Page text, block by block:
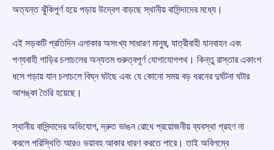
অত্যন্ত ঝুঁকিপূর্ণ হয়ে পড়ায় উদ্বেগ বাড়ছে স্থানীয় বাসিন্দাদের মধ্যে।
এই সড়কটি প্রতিদিন এলাকার অসংখ্য সাধারণ মানুষ, যাত্রীবাহী যানবাহন এবং
পণ্যবাহী গাড়ির চলাচলের অন্যতম গুরুত্বপূর্ণ যোগাযোগপথ। কিন্তু রাস্তার একাংশ
ধসে পড়ায় যান চলাচলে বিঘ্ন ঘটছে এবং যে কোনো সময় বড় ধরনের দুর্ঘটনা ঘটার
আশঙ্কা তৈরি হয়েছে।
স্থানীয় বাসিন্দাদের অভিযোগ, দ্রুত ভাঙন রোধে প্রয়োজনীয় ব্যবস্থা গ্রহণ না
করলে পরিস্থিতি আরও ভয়াবহ আকার ধারণ করতে পারে। তাই অবিলম্বে